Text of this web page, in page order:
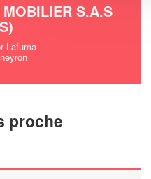
S.A.S
Lafuma
proche